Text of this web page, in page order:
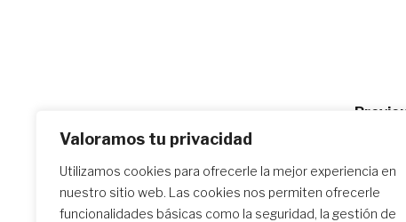
Valoramos tu privacidad
Utilizamos cookies para ofrecerle la mejor experiencia en
nuestro sitio web. Las cookies nos permiten ofrecerle
funcionalidades básicas como la seguridad, la gestión de
Similar Posts